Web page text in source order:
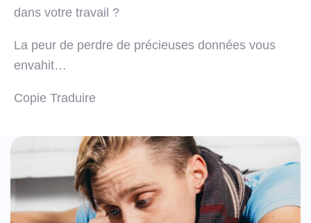
dans votre travail ?
La peur de perdre de précieuses données vous
envahit…
Copie Traduire